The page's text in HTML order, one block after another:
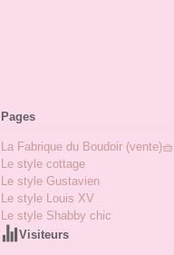
Pages
La Fabrique du Boudoir (vente)🧺
Le style cottage
Le style Gustavien
Le style Louis XV
Le style Shabby chic
Visiteurs